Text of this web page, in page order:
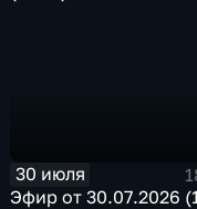
30 июля
Эфир от 30.07.2026